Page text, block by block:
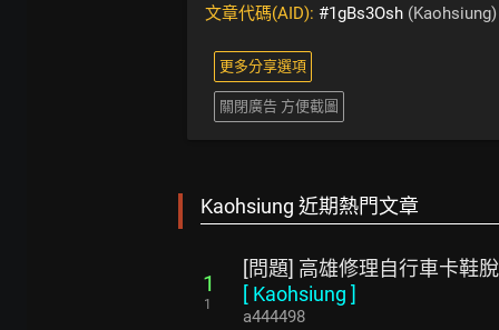
文章代碼(AID): #1gBs3Osh (Kaohsiung)
更多分享選項
關閉廣告 方便截圖
Kaohsiung 近期熱門文章
1
1
[問題] 高雄修理自行車卡鞋
[ Kaohsiung ]
a444498